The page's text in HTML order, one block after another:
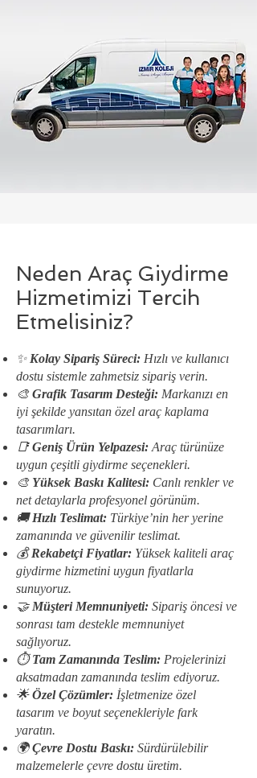
Neden Araç Giydirme
Hizmetimizi Tercih
Etmelisiniz?
✨ Kolay Sipariş Süreci: Hızlı ve kullanıcı
dostu sistemle zahmetsiz sipariş verin.
🎨Grafik Tasarım Desteği: Markanızı en
iyi şekilde yansıtan özel araç kaplama
tasarımları.
📑Geniş Ürün Yelpazesi: Araç türünüze
uygun çeşitli giydirme seçenekleri.
🎨 Yüksek Baskı Kalitesi: Canlı renkler ve
net detaylarla profesyonel görünüm.
🚚Hızlı Teslimat: Türkiye’nin her yerine
zamanında ve güvenilir teslimat.
💰Rekabetçi Fiyatlar: Yüksek kaliteli araç
giydirme hizmetini uygun fiyatlarla
sunuyoruz.
🤝 Müşteri Memnuniyeti: Sipariş öncesi ve
sonrası tam destekle memnuniyet
sağlıyoruz.
⏱️Tam Zamanında Teslim: Projelerinizi
aksatmadan zamanında teslim ediyoruz.
🌟Özel Çözümler: İşletmenize özel
tasarım ve boyut seçenekleriyle fark
yaratın.
🌍Çevre Dostu Baskı: Sürdürülebilir
malzemelerle çevre dostu üretim.